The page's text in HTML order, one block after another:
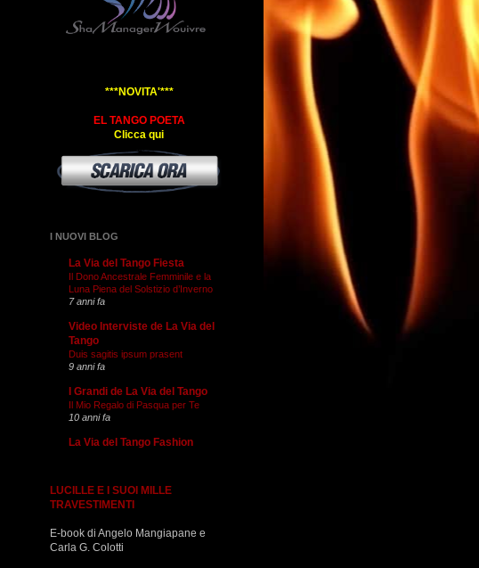
***NOVITA'***
EL TANGO POETA
Clicca qui
I NUOVI BLOG
La Via del Tango Fiesta
Il Dono Ancestrale Femminile e la
Luna Piena del Solstizio d’Inverno
7 anni fa
Video Interviste de La Via del
Tango
Duis sagitis ipsum prasent
9 anni fa
I Grandi de La Via del Tango
Il Mio Regalo di Pasqua per Te
10 anni fa
La Via del Tango Fashion
LUCILLE E I SUOI MILLE
TRAVESTIMENTI
E-book di Angelo Mangiapane e
Carla G. Colotti